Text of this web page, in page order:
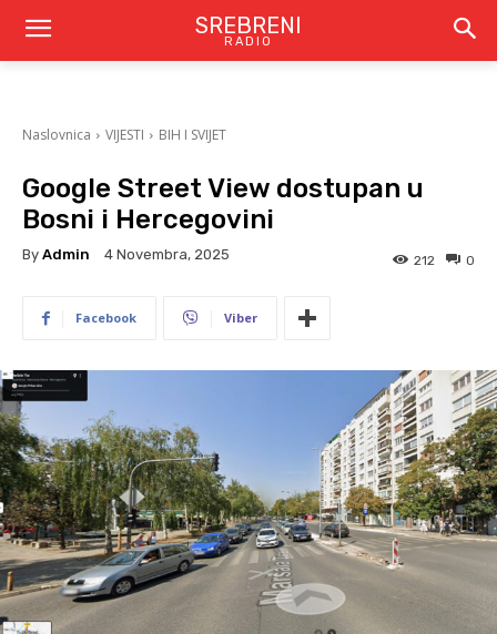
SREBRENI
RADIO
Naslovnica VIJESTI BIH I SVIJET
Google Street View dostupan u
Bosni i Hercegovini
By Admin 4 Novembra, 2025 0
212
Facebook Viber